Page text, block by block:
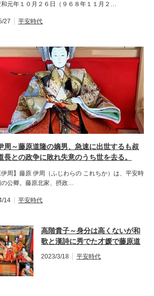
和元年１０月２６日（９６８年１１月２…
27 平安時代
周～藤原道隆の嫡男、急速に出世するも叔
長との政争に敗れ失意のうち世を去る。
伊周】藤原 伊周（ふじわらの これちか）は、平安時
の公卿。藤原北家、摂政…
14 平安時代
高階貴子～身分は高くないが和
歌と漢詩に秀でた才媛で藤原道
隆の嫡妻、百人一首５４番の情
熱的な和歌が有名。
2023/3/18 平安時代